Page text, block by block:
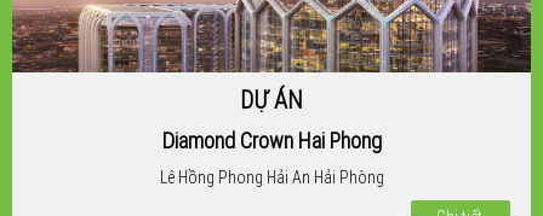
DỰ ÁN
Diamond Crown Hai Phong
Lê Hồng Phong Hải An Hải Phòng